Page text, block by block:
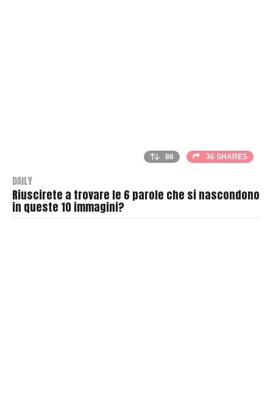
86 36 SHARES
DAILY
Riuscirete a trovare le 6 parole che si nascondono
in queste 10 immagini?